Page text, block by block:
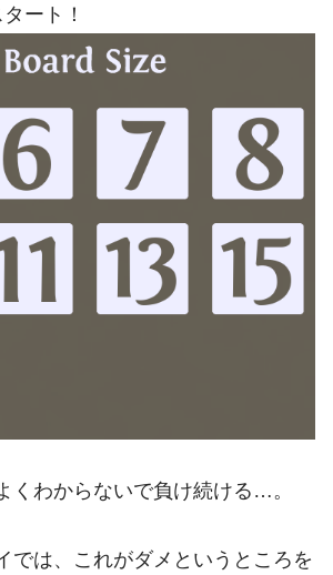
ート！
くわからないで負け続ける…。
では、これがダメというところを